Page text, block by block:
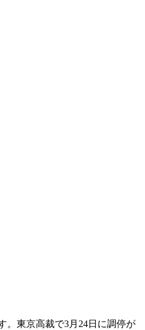
。東京高裁で3月24日に調停が